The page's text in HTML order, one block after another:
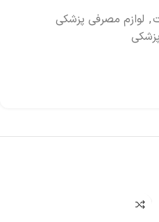
, لوازم مصرفی پزشکی
عدم موجودی